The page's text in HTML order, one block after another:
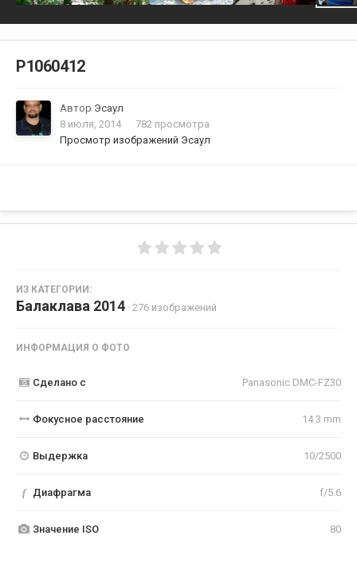
P1060412
Автор Эсаул
8 июля, 2014
782 просмотра
Просмотр изображений Эсаул
ИЗ КАТЕГОРИИ:
Балаклава 2014 · 276 изображений
ИНФОРМАЦИЯ О ФОТО
Сделано с Panasonic DMC-FZ30
Фокусное расстояние 14.3 mm
Выдержка 10/2500
f Диафрагма f/5.6
Значение ISO 80